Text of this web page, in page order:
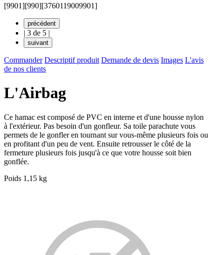
[9901][990][3760119009901]
précédent
| 3 de 5 |
suivant
Commander Descriptif produit Demande de devis Images L'avis
de nos clients
L'Airbag
Ce hamac est composé de PVC en interne et d'une housse nylon
à l'extérieur. Pas besoin d'un gonfleur. Sa toile parachute vous
permets de le gonfler en tournant sur vous-même plusieurs fois ou
en profitant d'un peu de vent. Ensuite retrousser le côté de la
fermeture plusieurs fois jusqu'à ce que votre housse soit bien
gonflée.
Poids 1,15 kg